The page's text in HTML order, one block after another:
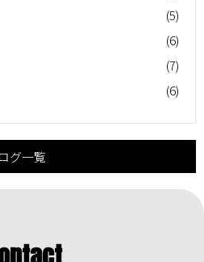
(5)
(6)
(7)
(6)
グ一覧